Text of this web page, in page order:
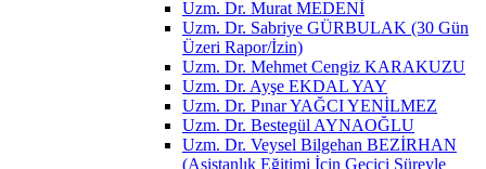
Uzm. Dr. Murat MEDENİ
Uzm. Dr. Sabriye GÜRBULAK (30 Gün
Üzeri Rapor/İzin)
Uzm. Dr. Mehmet Cengiz KARAKUZU
Uzm. Dr. Ayşe EKDAL YAY
Uzm. Dr. Pınar YAĞCI YENİLMEZ
Uzm. Dr. Bestegül AYNAOĞLU
Uzm. Dr. Veysel Bilgehan BEZİRHAN
(Asistanlık Eğitimi İçin Geçici Süreyle